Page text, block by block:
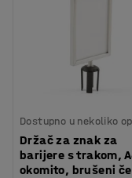
Dostupno u nekoliko
Držač za znak za
barijere s trakom,
okomito, brušeni